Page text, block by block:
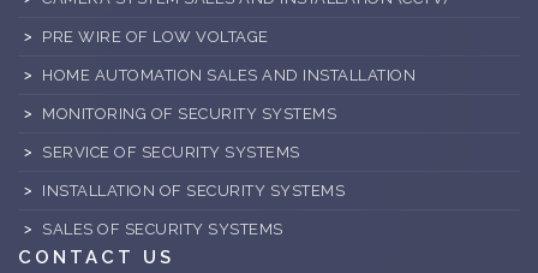
PRE WIRE OF LOW VOLTAGE
HOME AUTOMATION SALES AND INSTALLATION
MONITORING OF SECURITY SYSTEMS
SERVICE OF SECURITY SYSTEMS
INSTALLATION OF SECURITY SYSTEMS
SALES OF SECURITY SYSTEMS
CONTACT US